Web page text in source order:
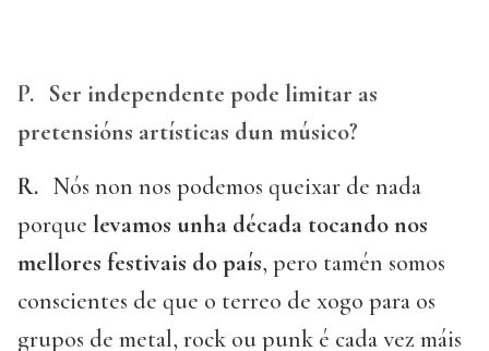
P. Ser independente pode limitar as
pretensións artísticas dun músico?
R. Nós non nos podemos queixar de nada
porque levamos unha década tocando nos
mellores festivais do país, pero tamén somos
conscientes de que o terreo de xogo para os
grupos de metal, rock ou punk é cada vez máis